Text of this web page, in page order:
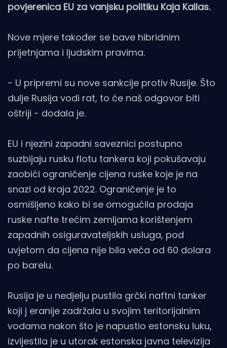
povjerenica EU za vanjsku politiku Kaja Kallas.
Nove mjere također se bave hibridnim
prijetnjama i ljudskim pravima.
- U pripremi su nove sankcije protiv Rusije. Što
dulje Rusija vodi rat, to će naš odgovor biti
oštriji - dodala je.
EU i njezini zapadni saveznici postupno
suzbijaju rusku flotu tankera koji pokušavaju
zaobići ograničenje cijena ruske koje je na
snazi ​​od kraja 2022. Ograničenje je to
osmišljeno kako bi se omogućila prodaja
ruske nafte trećim zemljama korištenjem
zapadnih osiguravateljskih usluga, pod
uvjetom da cijena nije bila veća od 60 dolara
po barelu.
Rusija je u nedjelju pustila grčki naftni tanker
koji j eranije zadržala u svojim teritorijalnim
vodama nakon što je napustio estonsku luku,
izvijestila je u utorak estonska javna televizija